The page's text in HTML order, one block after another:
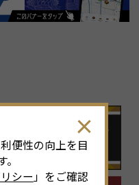
便性の向上を目
シー 」をご確認